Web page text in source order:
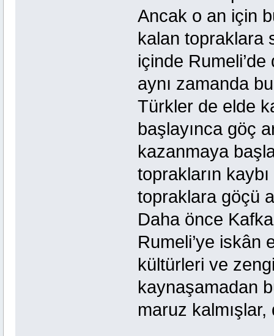
Ancak o an için
kalan topraklara
içinde
aynı zamanda
Türkler de elde
başlayınca göç
kazanmaya
toprakların
topraklara göçü
Daha önce
Rumeli’ye iskân
kültürleri ve
kaynaşamadan
maruz